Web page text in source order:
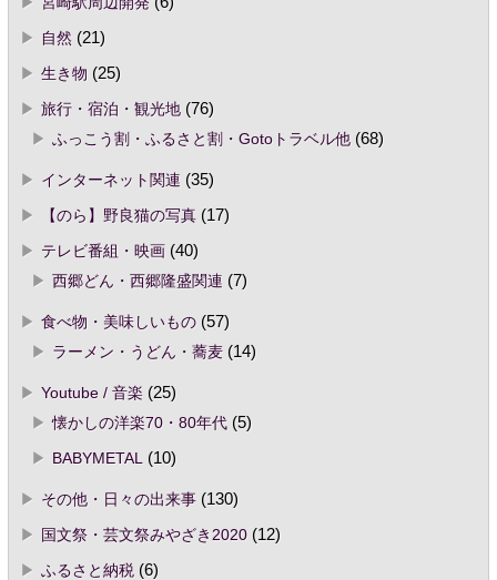
自然 (21)
生き物 (25)
旅行・宿泊・観光地(76)
ふっこう割・ふるさと割・Gotoトラベル他(68)
インターネット関連 (35)
【のら】野良猫の写真(17)
テレビ番組・映画(40)
西郷どん・西郷隆盛関連 (7)
食べ物・美味しいもの(57)
ラーメン・うどん・蕎麦(14)
Youtube / 音楽 (25)
懐かしの洋楽70・80年代(5)
BABYMETAL
(10)
その他・日々の出来事(130)
国文祭・芸文祭みやざき2020(12)
ふるさと納税(6)